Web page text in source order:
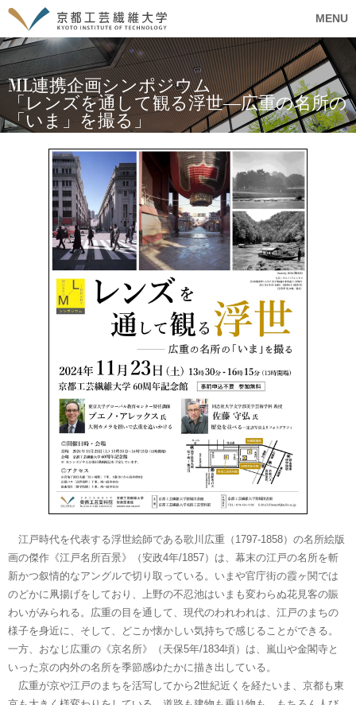
MENU
ML連携企画シンポジウム
「レンズを通して観る浮世―広重の名所の
「いま」を撮る」
江戸時代を代表する浮世絵師である歌川広重（1797-1858）の名所絵版
画の傑作《江戸名所百景》（安政4年/1857）は、幕末の江戸の名所を斬
新かつ叙情的なアングルで切り取っている。いまや官庁街の霞ヶ関では
のどかに凧揚げをしており、上野の不忍池はいまも変わらぬ花見客の賑
わいがみられる。広重の目を通して、現代のわれわれは、江戸のまちの
様子を身近に、そして、どこか懐かしい気持ちで感じることができる。
一方、おなじ広重の《京名所》（天保5年/1834頃）は、嵐山や金閣寺と
いった京の内外の名所を季節感ゆたかに描き出している。
広重が京や江戸のまちを活写してから2世紀近くを経たいま、京都も東